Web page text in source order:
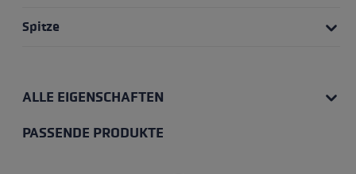
Spitze
ALLE EIGENSCHAFTEN
PASSENDE PRODUKTE